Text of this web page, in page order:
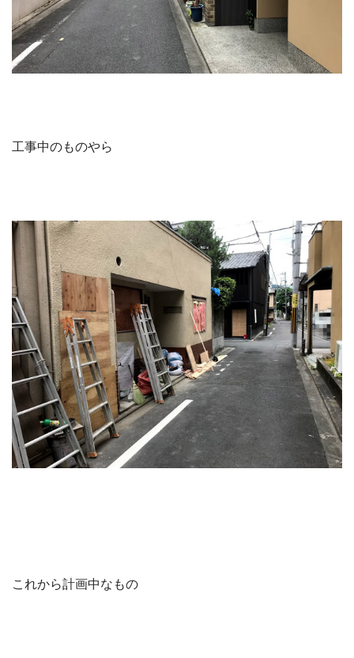
工事中のものやら
これから計画中なもの